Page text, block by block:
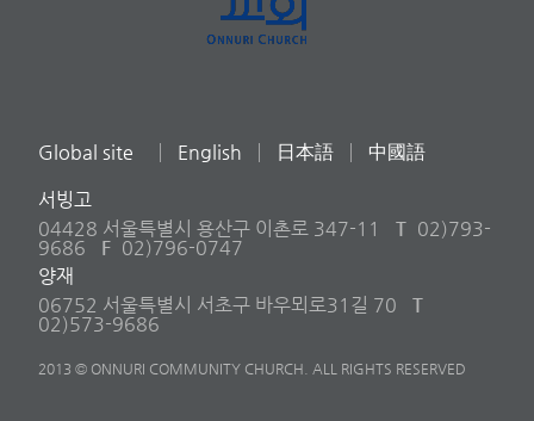
Global site English 日本語 中國語
서빙고
04428 서울특별시 용산구 이촌로 347-11
T 02)793-
9686
F 02)796-0747
양재
06752 서울특별시 서초구 바우뫼로31길 70
T
02)573-9686
2013 © ONNURI COMMUNITY CHURCH. ALL RIGHTS RESERVED